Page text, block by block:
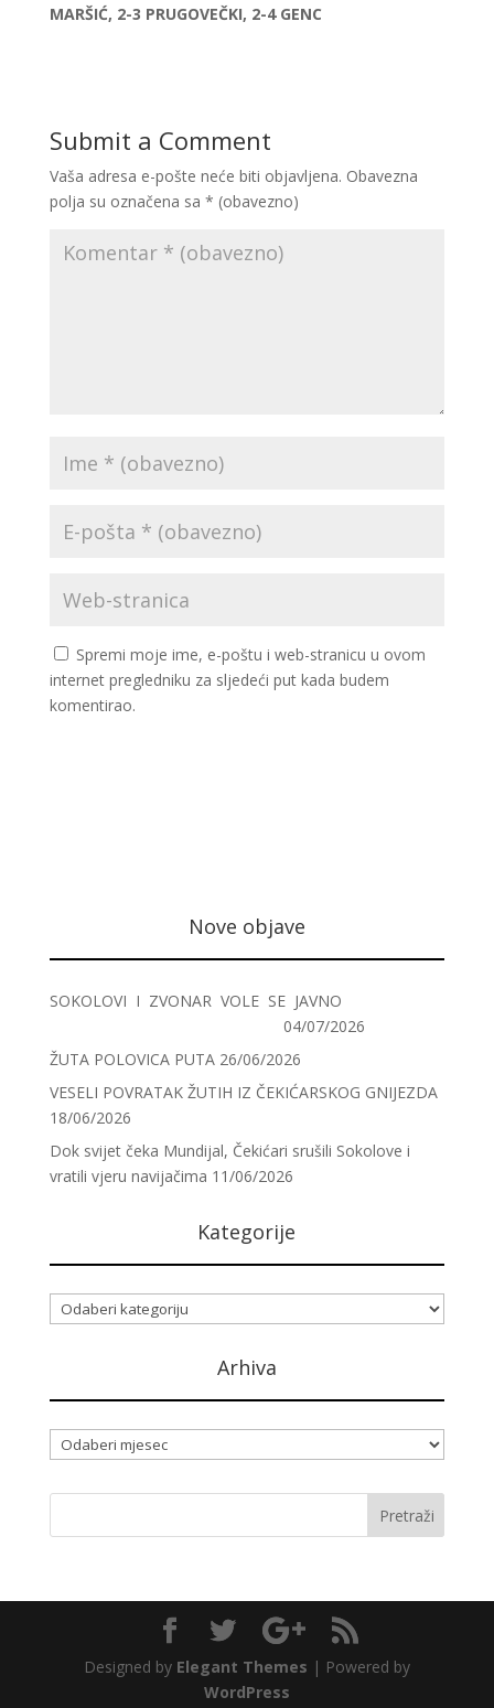
MARŠIĆ, 2-3 PRUGOVEČKI, 2-4 GENC
Submit a Comment
Vaša adresa e-pošte neće biti objavljena. Obavezna
polja su označena sa * (obavezno)
Spremi moje ime, e-poštu i web-stranicu u ovom
internet pregledniku za sljedeći put kada budem
komentirao.
Nove objave
SOKOLOVI I ZVONAR VOLE SE JAVNO
04/07/2026
ŽUTA POLOVICA PUTA 26/06/2026
VESELI POVRATAK ŽUTIH IZ ČEKIĆARSKOG GNIJEZDA
18/06/2026
Dok svijet čeka Mundijal, Čekićari srušili Sokolove i
vratili vjeru navijačima 11/06/2026
Kategorije
Kategorije
Arhiva
Arhiva
Designed by Elegant Themes | Powered by
WordPress